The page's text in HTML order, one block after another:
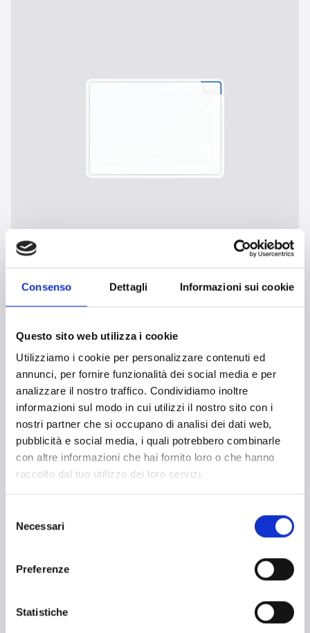
Consenso Dettagli Informazioni sui cookie
Questo sito web utilizza i cookie
Utilizziamo i cookie per personalizzare contenuti ed
annunci, per fornire funzionalità dei social media e per
analizzare il nostro traffico. Condividiamo inoltre
informazioni sul modo in cui utilizzi il nostro sito con i
nostri partner che si occupano di analisi dei dati web,
pubblicità e social media, i quali potrebbero combinarle
con altre informazioni che hai fornito loro o che hanno
raccolto dal tuo utilizzo dei loro servizi.
delNecessari
Preferenze
Statistiche
Système anti-intrusion